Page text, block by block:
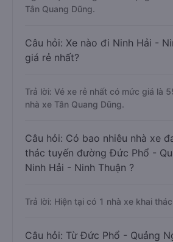
Tân Quang Dũng.
Câu hỏi: Xe nào đi Ninh Hải -
giá rẻ nhất?
Trả lời: Vé xe rẻ nhất có mức giá là
nhà xe Tân Quang Dũng.
Câu hỏi: Có bao nhiêu nhà xe
thác tuyến đường Đức Phổ -
Ninh Hải - Ninh Thuận ?
Trả lời: Hiện tại có 1 nhà xe khai
Câu hỏi: Từ Đức Phổ - Quảng